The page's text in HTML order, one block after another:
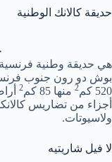
حديقة كالانك الوطنية
هي حديقة وطنية
520 كم
2 منها 85 كم 2
أجزاء من تضاريس
ولاسيوتات.
لا فيل شاريتيه